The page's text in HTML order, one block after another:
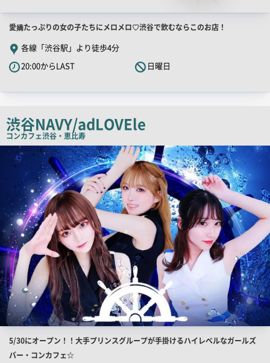
店
舗
PR
キ
コ
ピ
ー
愛嬌たっぷりの女の子たちにメロメロ♡渋谷で飲むならこのお店！
各線「渋谷駅」より徒歩4分
20:00からLAST
日曜日
渋谷NAVY/adLOVEle
コンカフェ渋谷・恵比寿
店
舗
5/30にオープン！！大手プリンスグループが手掛けるハイレベルなガールズ
バー・コンカフェ☆